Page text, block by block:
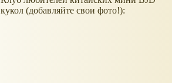
кукол (добавляйте свои фото!):